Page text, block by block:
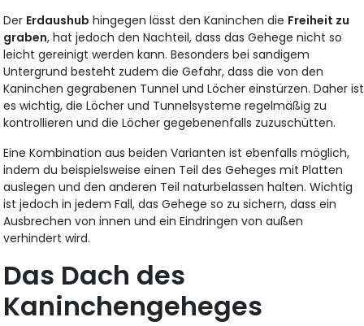
Der Erdaushub hingegen lässt den Kaninchen die Freiheit zu
graben, hat jedoch den Nachteil, dass das Gehege nicht so
leicht gereinigt werden kann. Besonders bei sandigem
Untergrund besteht zudem die Gefahr, dass die von den
Kaninchen gegrabenen Tunnel und Löcher einstürzen. Daher ist
es wichtig, die Löcher und Tunnelsysteme regelmäßig zu
kontrollieren und die Löcher gegebenenfalls zuzuschütten.
Eine Kombination aus beiden Varianten ist ebenfalls möglich,
indem du beispielsweise einen Teil des Geheges mit Platten
auslegen und den anderen Teil naturbelassen halten. Wichtig
ist jedoch in jedem Fall, das Gehege so zu sichern, dass ein
Ausbrechen von innen und ein Eindringen von außen
verhindert wird.
Das Dach des
Kaninchengeheges